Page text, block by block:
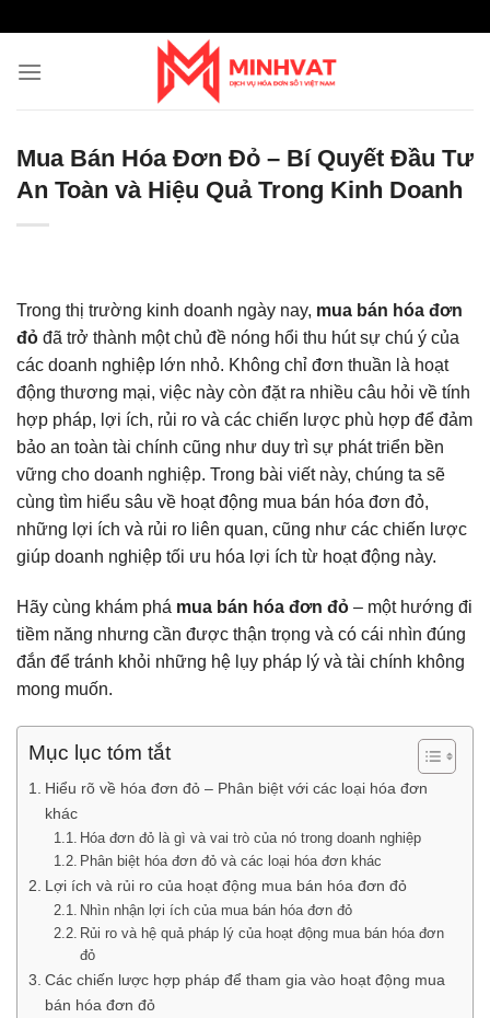
content
Mua Bán Hóa Đơn Đỏ – Bí Quyết Đầu Tư
An Toàn và Hiệu Quả Trong Kinh Doanh
Trong thị trường kinh doanh ngày nay, mua bán hóa đơn
đỏ đã trở thành một chủ đề nóng hổi thu hút sự chú ý của
các doanh nghiệp lớn nhỏ. Không chỉ đơn thuần là hoạt
động thương mại, việc này còn đặt ra nhiều câu hỏi về tính
hợp pháp, lợi ích, rủi ro và các chiến lược phù hợp để đảm
bảo an toàn tài chính cũng như duy trì sự phát triển bền
vững cho doanh nghiệp. Trong bài viết này, chúng ta sẽ
cùng tìm hiểu sâu về hoạt động mua bán hóa đơn đỏ,
những lợi ích và rủi ro liên quan, cũng như các chiến lược
giúp doanh nghiệp tối ưu hóa lợi ích từ hoạt động này.
Hãy cùng khám phá mua bán hóa đơn đỏ – một hướng đi
tiềm năng nhưng cần được thận trọng và có cái nhìn đúng
đắn để tránh khỏi những hệ lụy pháp lý và tài chính không
mong muốn.
Mục lục tóm tắt
Hiểu rõ về hóa đơn đỏ – Phân biệt với các loại hóa đơn
khác
Hóa đơn đỏ là gì và vai trò của nó trong doanh nghiệp
Phân biệt hóa đơn đỏ và các loại hóa đơn khác
Lợi ích và rủi ro của hoạt động mua bán hóa đơn đỏ
Nhìn nhận lợi ích của mua bán hóa đơn đỏ
Rủi ro và hệ quả pháp lý của hoạt động mua bán hóa đơn
đỏ
Các chiến lược hợp pháp để tham gia vào hoạt động mua
bán hóa đơn đỏ